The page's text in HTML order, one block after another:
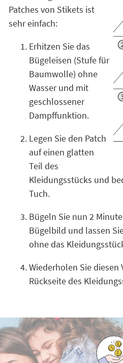
Patches von Stikets ist
sehr einfach:
Erhitzen Sie das
Bügeleisen (Stufe für
Baumwolle) ohne
Wasser und mit
geschlossener
Dampffunktion.
Legen Sie den Patch
auf einen glatten
Teil des
Kleidungsstücks und
Tuch.
Bügeln Sie nun 2
Bügelbild und lassen
ohne das
Wiederholen Sie diesen
Rückseite des